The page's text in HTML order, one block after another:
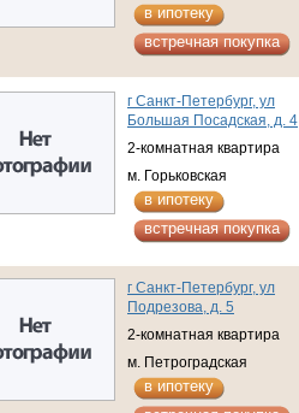
в ипотеку
встречная покупка
г Санкт-Петербург, ул
Большая Посадская, д. 4
2-комнатная квартира
м. Горьковская
в ипотеку
встречная покупка
г Санкт-Петербург, ул
Подрезова, д. 5
2-комнатная квартира
м. Петроградская
в ипотеку